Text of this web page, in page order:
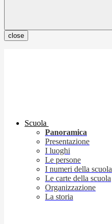
close
Scuola
Panoramica
Presentazione
I luoghi
Le persone
I numeri della scuola
Le carte della scuola
Organizzazione
La storia